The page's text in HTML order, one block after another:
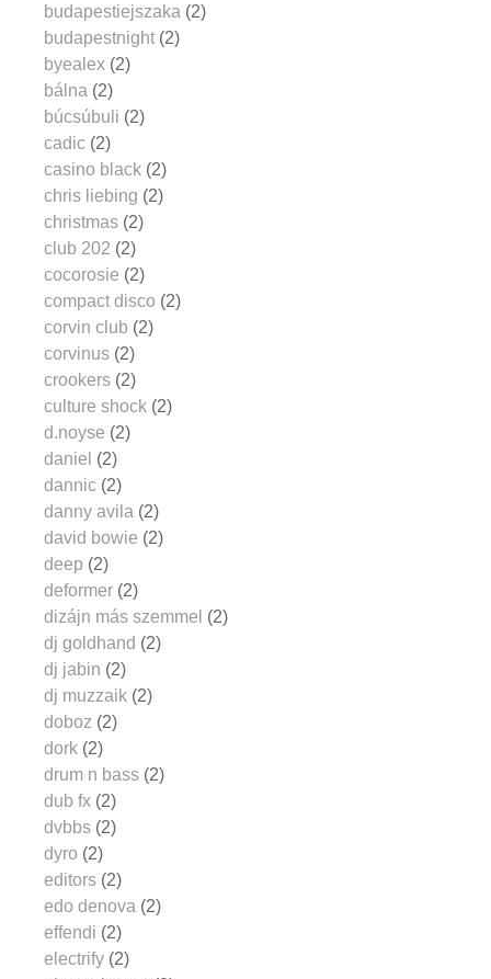
budapestiejszaka (2)
budapestnight (2)
byealex (2)
bálna (2)
búcsúbuli (2)
cadic (2)
casino black (2)
chris liebing (2)
christmas (2)
club 202 (2)
cocorosie (2)
compact disco (2)
corvin club (2)
corvinus (2)
crookers (2)
culture shock (2)
d.noyse (2)
daniel (2)
dannic (2)
danny avila (2)
david bowie (2)
deep (2)
deformer (2)
dizájn más szemmel (2)
dj goldhand (2)
dj jabin (2)
dj muzzaik (2)
doboz (2)
dork (2)
drum n bass (2)
dub fx (2)
dvbbs (2)
dyro (2)
editors (2)
edo denova (2)
effendi (2)
electrify (2)